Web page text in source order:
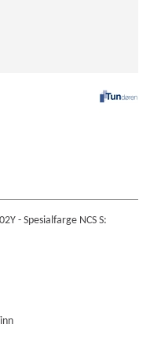
- Spesialfarge NCS S: